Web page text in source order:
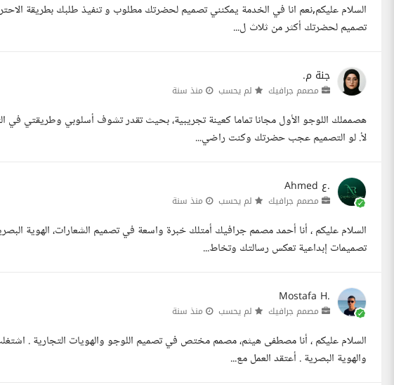
السلام عليكم,نعم انا في الخدمة يمكنني تصميم لحضرتك مطلوب و تنفيذ طلبك بطريقة
تصميم لحضرتك أكثر من ثلاث ل...
جنة م.
مصمم جرافيك لم يحسب منذ سنة
هصمملك اللوجو الأول مجانا تماما كعينة تجريبية، بحيث تقدر تشوف أسلوبي وطريقتي
لأ. لو التصميم عجب حضرتك وكنت راضي...
Ahmed ع.
مصمم جرافيك لم يحسب منذ سنة
السلام عليكم ، أنا أحمد مصمم جرافيك أمتلك خبرة واسعة في تصميم الشعارات، الهوية
تصميمات إبداعية تعكس رسالتك وتخاط...
Mostafa H.
مصمم جرافيك لم يحسب منذ سنة
السلام عليكم ، أنا مصطفى هيثم، مصمم مختص في تصميم اللوجو والهويات التجارية .
والهوية البصرية . أعتقد العمل مع...